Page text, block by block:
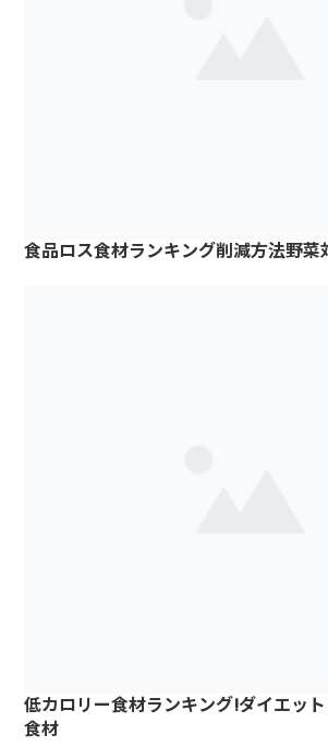
食品ロス食材ランキング削減方法野菜
低カロリー食材ランキング!ダイエッ
食材